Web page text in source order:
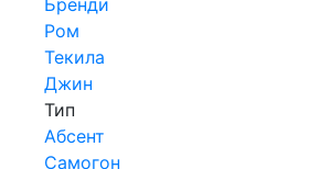
Ром
Текила
Джин
Тип
Абсент
Самогон